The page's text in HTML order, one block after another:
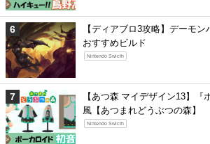
【ディアブロ3攻略】デーモ
おすすめビルド
Nintendo Swicth
【あつ森 マイデザイン13】『
風【あつまれどうぶつの森】
Nintendo Swicth